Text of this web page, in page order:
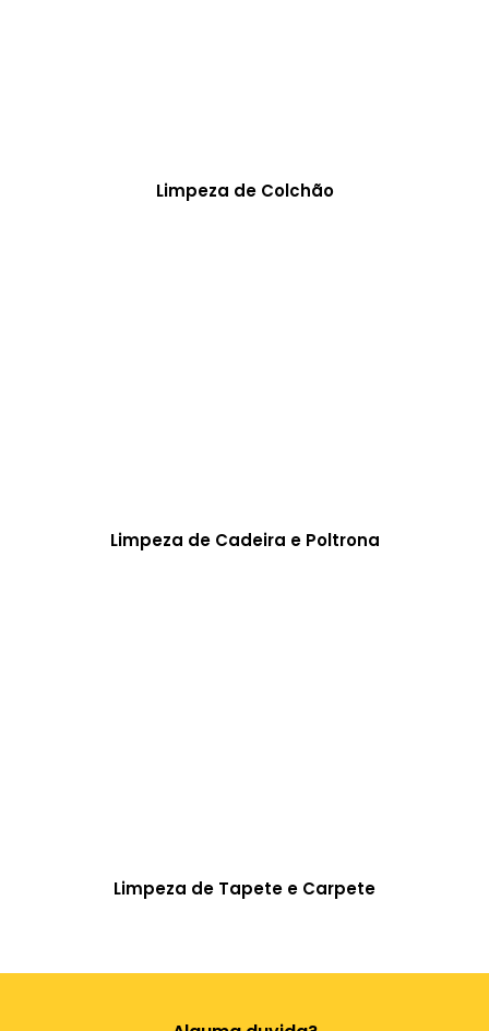
Limpeza de Colchão
Limpeza de Cadeira e Poltrona
Limpeza de Tapete e Carpete